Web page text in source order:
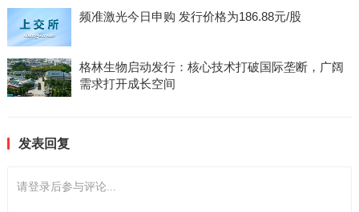
频准激光今日申购 发行价格为186.88元/股
格林生物启动发行：核心技术打破国际垄断，广阔
需求打开成长空间
发表回复
请登录后参与评论...